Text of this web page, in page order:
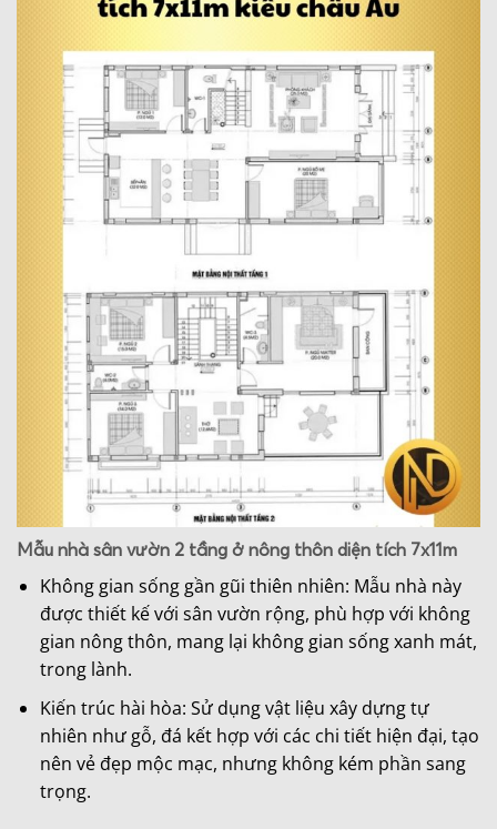
Mẫu nhà sân vườn 2 tầng ở nông thôn diện tích 7x11m
Không gian sống gần gũi thiên nhiên: Mẫu nhà này
được thiết kế với sân vườn rộng, phù hợp với không
gian nông thôn, mang lại không gian sống xanh mát,
trong lành.
Kiến trúc hài hòa: Sử dụng vật liệu xây dựng tự
nhiên như gỗ, đá kết hợp với các chi tiết hiện đại, tạo
nên vẻ đẹp mộc mạc, nhưng không kém phần sang
trọng.